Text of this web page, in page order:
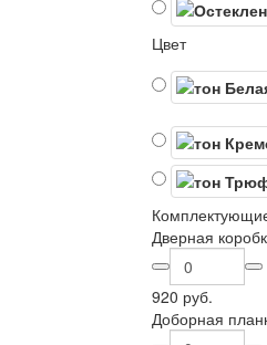
Цвет
Дверная
920 руб.
Доборная